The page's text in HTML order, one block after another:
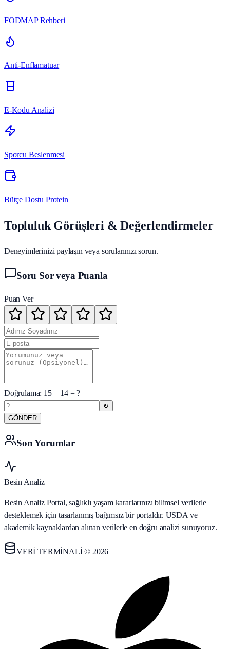
FODMAP Rehberi
Anti-Enflamatuar
E-Kodu Analizi
Sporcu Beslenmesi
Bütçe Dostu Protein
Topluluk Görüşleri & Değerlendirmeler
Deneyimlerinizi paylaşın veya sorularınızı sorun.
Soru Sor veya Puanla
Puan Ver
Doğrulama: 15+ 14= ?
↻
GÖNDER
Son Yorumlar
Besin Analiz
Besin Analiz Portal, sağlıklı yaşam kararlarınızı bilimsel verilerle
desteklemek için tasarlanmış bağımsız bir portaldır. USDA ve
akademik kaynaklardan alınan verilerle en doğru analizi sunuyoruz.
VERİ TERMİNALİ © 2026